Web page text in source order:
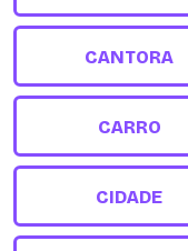
CANTORA
CARRO
CIDADE